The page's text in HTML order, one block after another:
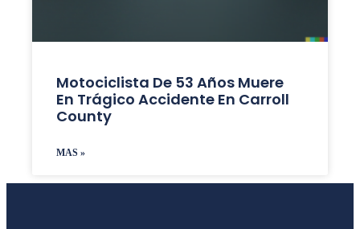
Motociclista De 53 Años Muere
En Trágico Accidente En Carroll
County
MAS »